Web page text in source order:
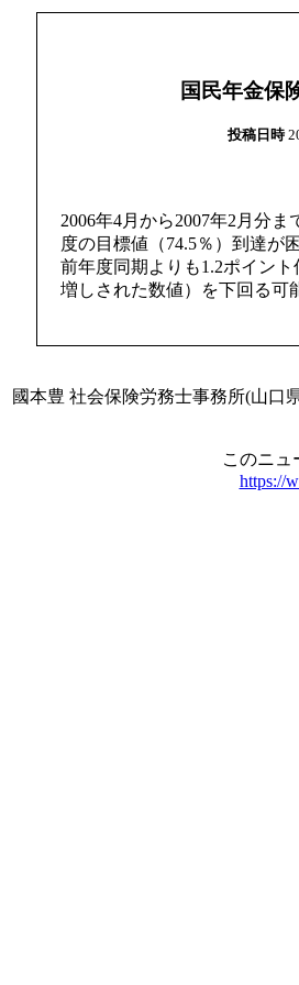
国民年金保
投稿日時
2006年4月から2007年2月分
度の目標値（74.5％）到達が
前年度同期よりも1.2ポイン
増しされた数値）を下回る可
國本豊 社会保険労務士事務所(山口
このニュ
https://